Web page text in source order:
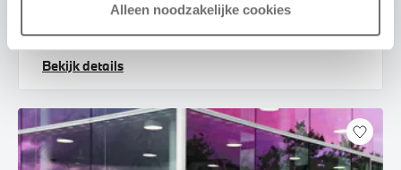
Alleen noodzakelijke cookies
€ 33.450of€ 633p/m
Bekijk details